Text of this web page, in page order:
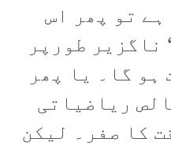
ہے تو پھر اس
ناگزیر طورپر
ہو گا۔ یا پھر
ریاضیاتی
کا صفر۔ لیکن